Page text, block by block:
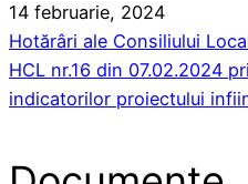
14 februarie, 2024
Hotărâri ale Consiliului
HCL nr.16 din 07.02.2024
indicatorilor proiectului